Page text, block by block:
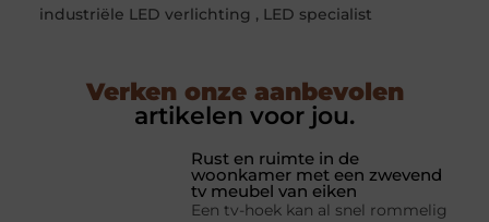
industriële LED verlichting , LED specialist
Verken onze aanbevolen
artikelen voor jou.
Rust en ruimte in de
woonkamer met een zwevend
tv meubel van eiken
Een tv-hoek kan al snel rommelig